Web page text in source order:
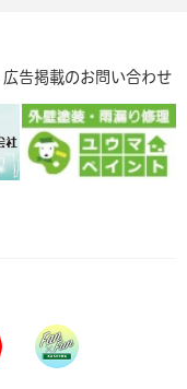
広告掲載のお問い合わせ